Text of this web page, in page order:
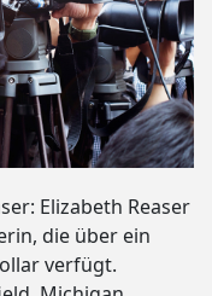
Elizabeth Reaser
die über ein
verfügt.